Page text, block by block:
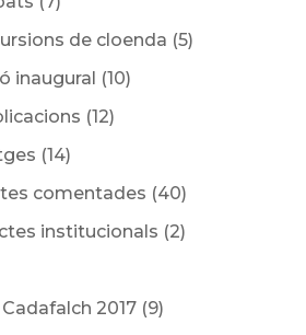
de cloenda (5)
inaugural (10)
(12)
(14)
comentades (40)
institucionals (2)
2017(9)